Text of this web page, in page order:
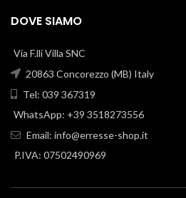
DOVE SIAMO
Via F.lli Villa SNC
20863 Concorezzo (MB) Italy
Tel: 039 367319
WhatsApp: +39 3518273556
Email: info@erresse-shop.it
P.IVA: 07502490969